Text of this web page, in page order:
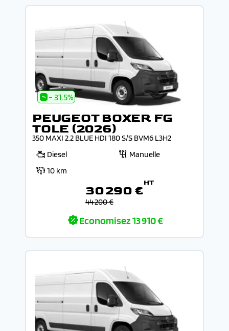
- 31.5%
PEUGEOT BOXER FG
TOLE (2026)
350 MAXI 2.2 BLUE HDI 180 S/S BVM6 L3H2
Diesel
Manuelle
10 km
30 290 €
HT
44 200 €
Economisez13 910 €